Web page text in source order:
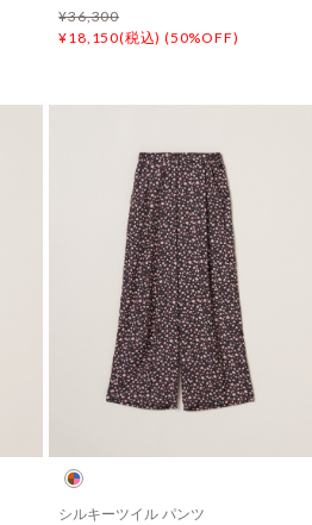
¥36,300
¥18,150(税込) (50%OFF)
シルキーツイル パンツ